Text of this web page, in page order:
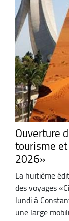
Ouverture
tourisme
2026»
La huitième
des voyages
lundi à
une large